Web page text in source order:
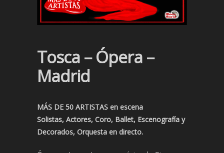
Tosca – Ópera –
Madrid
MÁS DE 50 ARTISTAS en escena
Solistas, Actores, Coro, Ballet, Escenografía y
Decorados, Orquesta en directo.